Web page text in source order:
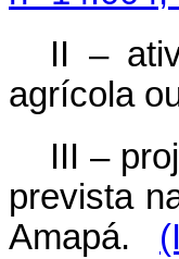
II –
agrícola
III –
prevista
Amapá.